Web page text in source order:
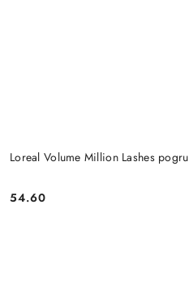
Loreal Volume Million Lashes
Cena:
54.60